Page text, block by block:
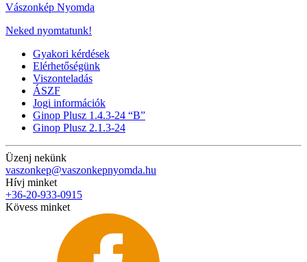
Vászonkép Nyomda
Neked nyomtatunk!
Gyakori kérdések
Elérhetőségünk
Viszonteladás
ÁSZF
Jogi információk
Ginop Plusz 1.4.3-24 “B”
Ginop Plusz 2.1.3-24
Üzenj nekünk
vaszonkep@vaszonkepnyomda.hu
Hívj minket
+36-20-933-0915
Kövess minket